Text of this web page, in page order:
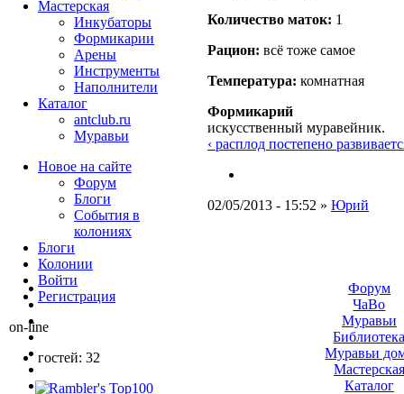
Количество маток: 1
Рацион: всё тоже самое
Температура: комнатная
Формикарий
искусственный муравейник.
‹ расплод постепено
02/05/2013 - 15:52 » Юрий
Мастерская
Инкубаторы
Формикарии
Арены
Инструменты
Наполнители
Каталог
antclub.ru
Муравьи
Новое на сайте
Форум
Блоги
События в
колониях
Блоги
Колонии
Войти
Peгиcтpaция
on-line
гостей: 32
Форум
ЧаВо
Муравьи
Муравьи
Мастерская
Каталог